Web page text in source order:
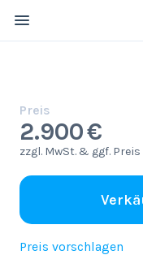
Preis
2.900 €
zzgl. MwSt. & ggf.
Preis vorschlagen